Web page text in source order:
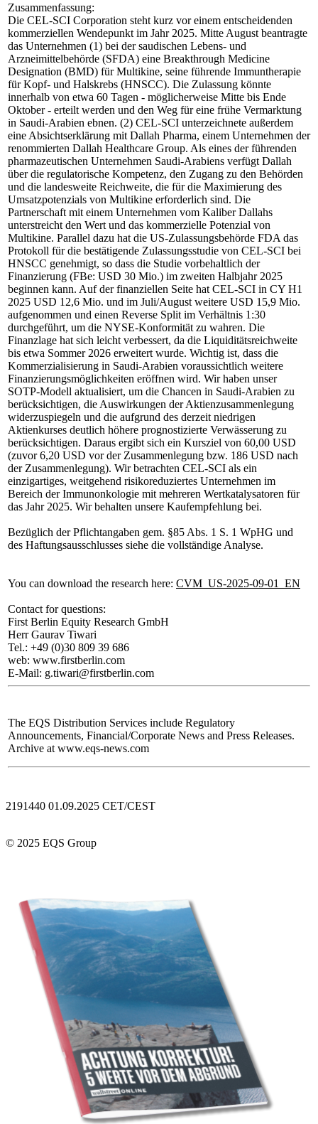
Zusammenfassung:
Die CEL-SCI Corporation steht kurz vor einem entscheidenden
kommerziellen Wendepunkt im Jahr 2025. Mitte August beantragte
das Unternehmen (1) bei der saudischen Lebens- und
Arzneimittelbehörde (SFDA) eine Breakthrough Medicine
Designation (BMD) für Multikine, seine führende Immuntherapie
für Kopf- und Halskrebs (HNSCC). Die Zulassung könnte
innerhalb von etwa 60 Tagen - möglicherweise Mitte bis Ende
Oktober - erteilt werden und den Weg für eine frühe Vermarktung
in Saudi-Arabien ebnen. (2) CEL-SCI unterzeichnete außerdem
eine Absichtserklärung mit Dallah Pharma, einem Unternehmen der
renommierten Dallah Healthcare Group. Als eines der führenden
pharmazeutischen Unternehmen Saudi-Arabiens verfügt Dallah
über die regulatorische Kompetenz, den Zugang zu den Behörden
und die landesweite Reichweite, die für die Maximierung des
Umsatzpotenzials von Multikine erforderlich sind. Die
Partnerschaft mit einem Unternehmen vom Kaliber Dallahs
unterstreicht den Wert und das kommerzielle Potenzial von
Multikine. Parallel dazu hat die US-Zulassungsbehörde FDA das
Protokoll für die bestätigende Zulassungsstudie von CEL-SCI bei
HNSCC genehmigt, so dass die Studie vorbehaltlich der
Finanzierung (FBe: USD 30 Mio.) im zweiten Halbjahr 2025
beginnen kann. Auf der finanziellen Seite hat CEL-SCI in CY H1
2025 USD 12,6 Mio. und im Juli/August weitere USD 15,9 Mio.
aufgenommen und einen Reverse Split im Verhältnis 1:30
durchgeführt, um die NYSE-Konformität zu wahren. Die
Finanzlage hat sich leicht verbessert, da die Liquiditätsreichweite
bis etwa Sommer 2026 erweitert wurde. Wichtig ist, dass die
Kommerzialisierung in Saudi-Arabien voraussichtlich weitere
Finanzierungsmöglichkeiten eröffnen wird. Wir haben unser
SOTP-Modell aktualisiert, um die Chancen in Saudi-Arabien zu
berücksichtigen, die Auswirkungen der Aktienzusammenlegung
widerzuspiegeln und die aufgrund des derzeit niedrigen
Aktienkurses deutlich höhere prognostizierte Verwässerung zu
berücksichtigen. Daraus ergibt sich ein Kursziel von 60,00 USD
(zuvor 6,20 USD vor der Zusammenlegung bzw. 186 USD nach
der Zusammenlegung). Wir betrachten CEL-SCI als ein
einzigartiges, weitgehend risikoreduziertes Unternehmen im
Bereich der Immunonkologie mit mehreren Wertkatalysatoren für
das Jahr 2025. Wir behalten unsere Kaufempfehlung bei.
Bezüglich der Pflichtangaben gem. §85 Abs. 1 S. 1 WpHG und
des Haftungsausschlusses siehe die vollständige Analyse.
You can download the research here: CVM_US-2025-09-01_EN
Contact for questions:
First Berlin Equity Research GmbH
Herr Gaurav Tiwari
Tel.: +49 (0)30 809 39 686
web: www.firstberlin.com
E-Mail: g.tiwari@firstberlin.com
The EQS Distribution Services include Regulatory
Announcements, Financial/Corporate News and Press Releases.
Archive at www.eqs-news.com
2191440 01.09.2025 CET/CEST
© 2025 EQS Group